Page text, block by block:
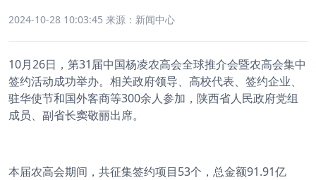
2024-10-28 10:03:45 来源：新闻中心
10月26日，第31届中国杨凌农高会全球推介会暨农高会集中
签约活动成功举办。相关政府领导、高校代表、签约企业、
驻华使节和国外客商等300余人参加，陕西省人民政府党组
成员、副省长窦敬丽出席。
本届农高会期间，共征集签约项目53个，总金额91.91亿